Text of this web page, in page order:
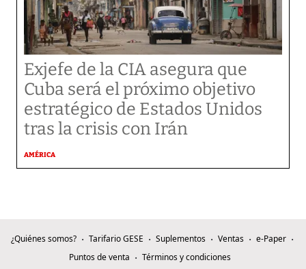
Exjefe de la CIA asegura que
Cuba será el próximo objetivo
estratégico de Estados Unidos
tras la crisis con Irán
AMÉRICA
¿Quiénes somos? Tarifario GESE Suplementos Ventas
e-Paper
Puntos de venta
Términos y condiciones